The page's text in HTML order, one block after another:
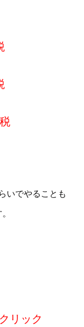
いでやることも
リック